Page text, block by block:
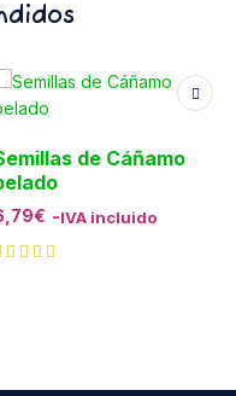
de Cáñamo
€ -IVA incluido